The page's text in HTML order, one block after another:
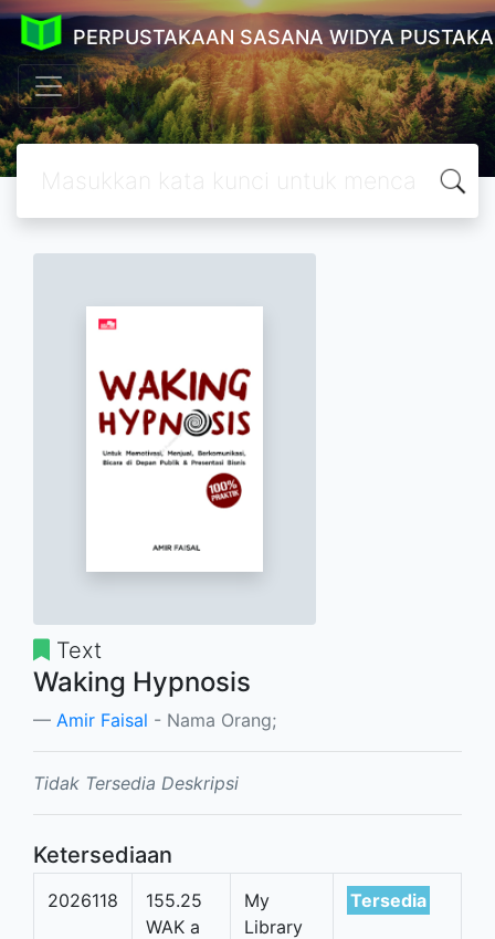
PERPUSTAKAAN SASANA WIDYA
Text
Waking Hypnosis
Amir Faisal - Nama Orang;
Tidak Tersedia Deskripsi
Ketersediaan
2026118
155.25
WAK a
My
Library
Tersedia